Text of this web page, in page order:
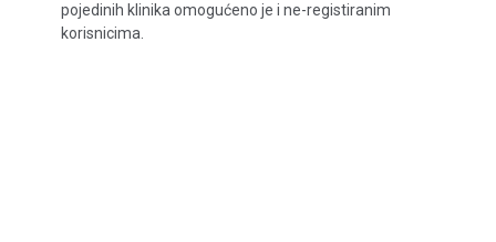
pojedinih klinika omogućeno je i ne-registiranim
korisnicima.